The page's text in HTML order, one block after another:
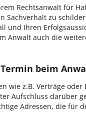
Rechtsanwalt für
Sachverhalt zu
und Ihren
Anwalt auch die
beim
wie z.B. Verträge oder
Aufschluss darüber
Adressen, die für